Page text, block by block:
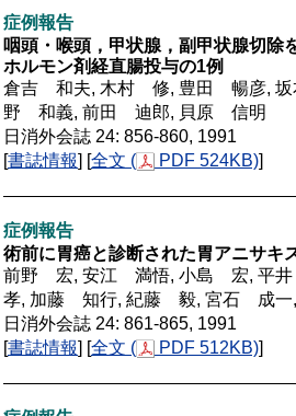
症例報告
咽頭・喉頭，甲状腺，副甲状腺切除
ホルモン剤経直腸投与の1例
倉吉 和夫, 木村 修, 豊田 暢彦,
野 和義, 前田 迪郎, 貝原 信明
日消外会誌 24: 856-860, 1991
[書誌情報] [全文 ( PDF 524KB)]
症例報告
術前に胃癌と診断された胃アニサキ
前野 宏, 安江 満悟, 小島 宏, 平
孝, 加藤 知行, 紀藤 毅, 宮石 成
日消外会誌 24: 861-865, 1991
[書誌情報] [全文 ( PDF 512KB)]